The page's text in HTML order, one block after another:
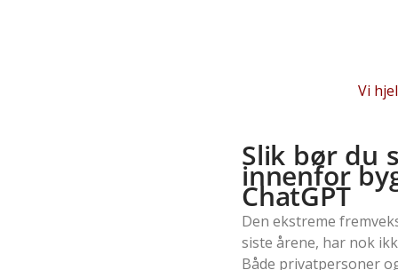
Vi
Slik bør du
innenfor
ChatGPT
Den ekstreme
siste årene, har nok
Både privatpersoner